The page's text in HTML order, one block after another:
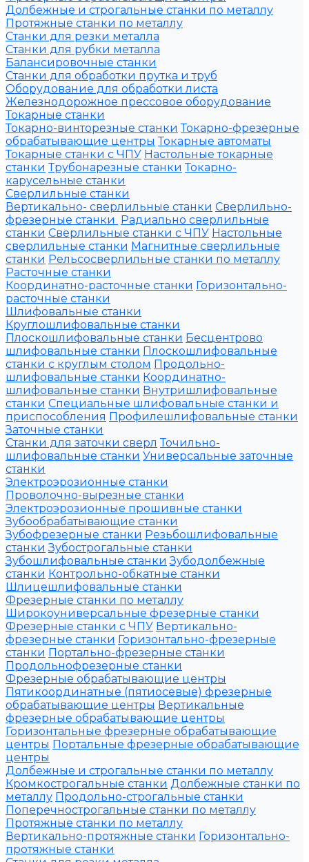
Долбежные и строгальные станки по металлу
Протяжные станки по металлу
Станки для резки металла
Станки для рубки металла
Балансировочные станки
Станки для обработки прутка и труб
Оборудование для обработки листа
Железнодорожное прессовое оборудование
Токарные станки
Токарно-винторезные станки Токарно-фрезерные
обрабатывающие центры Токарные автоматы
Токарные станки с ЧПУ Настольные токарные
станки Трубонарезные станки Токарно-
карусельные станки
Сверлильные станки
Вертикально- сверлильные станки Сверлильно-
фрезерные станки Радиально сверлильные
станки Сверлильные станки с ЧПУ Настольные
сверлильные станки Магнитные сверлильные
станки Рельсосверлильные станки по металлу
Расточные станки
Координатно-расточные станки Горизонтально-
расточные станки
Шлифовальные станки
Круглошлифовальные станки
Плоскошлифовальные станки Бесцентрово
шлифовальные станки Плоскошлифовальные
станки с круглым столом Продольно-
шлифовальные станки Координатно-
шлифовальные станки Внутришлифовальные
станки Специальные шлифовальные станки и
приспособления Профилешлифовальные станки
Заточные станки
Станки для заточки сверл Точильно-
шлифовальные станки Универсальные заточные
станки
Электроэрозионные станки
Проволочно-вырезные станки
Электроэрозионные прошивные станки
Зубообрабатывающие станки
Зубофрезерные станки Резьбошлифовальные
станки Зубострогальные станки
Зубошлифовальные станки Зубодолбежные
станки Контрольно-обкатные станки
Шлицешлифовальные станки
Фрезерные станки по металлу
Широкоуниверсальные фрезерные станки
Фрезерные станки с ЧПУ Вертикально-
фрезерные станки Горизонтально-фрезерные
станки Портально-фрезерные станки
Продольнофрезерные станки
Фрезерные обрабатывающие центры
Пятикоординатные (пятиосевые) фрезерные
обрабатывающие центры Вертикальные
фрезерные обрабатывающие центры
Горизонтальные фрезерные обрабатывающие
центры Портальные фрезерные обрабатывающие
центры
Долбежные и строгальные станки по металлу
Кромкострогальные станки Долбежные станки по
металлу Продольно-строгальные станки
Поперечнострогальные станки по металлу
Протяжные станки по металлу
Вертикально-протяжные станки Горизонтально-
протяжные станки